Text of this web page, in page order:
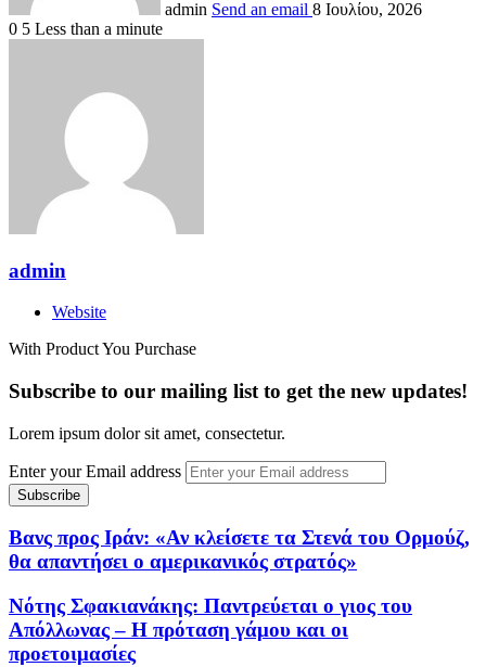
admin Send an email 8 Ιουλίου, 2026
0 5 Less than a minute
admin
Website
With Product You Purchase
Subscribe to our mailing list to get the new updates!
Lorem ipsum dolor sit amet, consectetur.
Enter your Email address
Βανς προς Ιράν: «Αν κλείσετε τα Στενά του Ορμούζ,
θα απαντήσει ο αμερικανικός στρατός»
Νότης Σφακιανάκης: Παντρεύεται ο γιος του
Απόλλωνας – Η πρόταση γάμου και οι
προετοιμασίες